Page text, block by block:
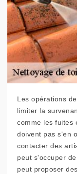
Les opérations
limiter la
comme les fuites
doivent pas s'en
contacter des
peut s'occuper
peut proposer